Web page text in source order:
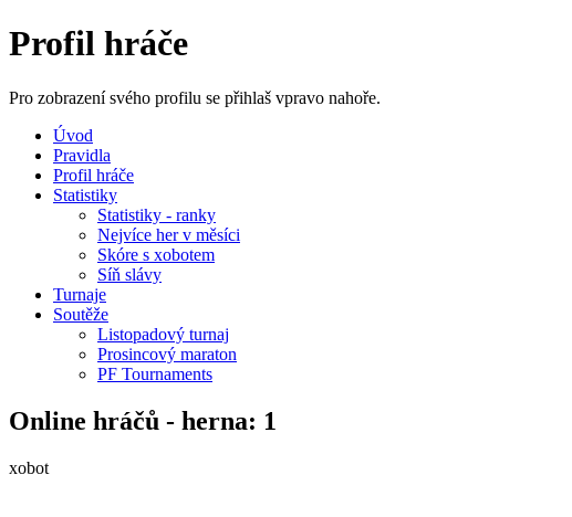
Profil hráče
Pro zobrazení svého profilu se přihlaš vpravo nahoře.
Úvod
Pravidla
Profil hráče
Statistiky
Statistiky - ranky
Nejvíce her v měsíci
Skóre s xobotem
Síň slávy
Turnaje
Soutěže
Listopadový turnaj
Prosincový maraton
PF Tournaments
Online hráčů - herna: 1
xobot